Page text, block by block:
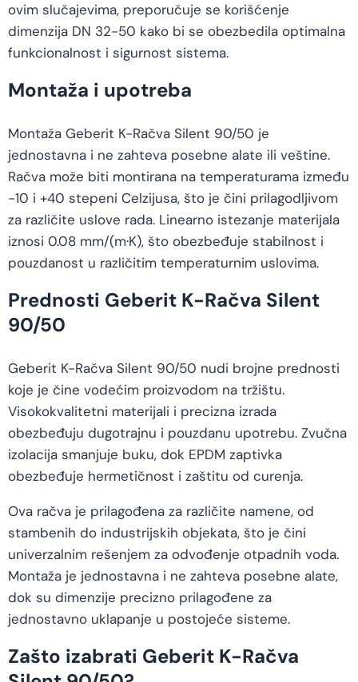
ovim slučajevima, preporučuje se korišćenje
dimenzija DN 32-50 kako bi se obezbedila optimalna
funkcionalnost i sigurnost sistema.
Montaža i upotreba
Montaža Geberit K-Račva Silent 90/50 je
jednostavna i ne zahteva posebne alate ili veštine.
Račva može biti montirana na temperaturama između
-10 i +40 stepeni Celzijusa, što je čini prilagodljivom
za različite uslove rada. Linearno istezanje materijala
iznosi 0.08 mm/(m·K), što obezbeđuje stabilnost i
pouzdanost u različitim temperaturnim uslovima.
Prednosti Geberit K-Račva Silent
90/50
Geberit K-Račva Silent 90/50 nudi brojne prednosti
koje je čine vodećim proizvodom na tržištu.
Visokokvalitetni materijali i precizna izrada
obezbeđuju dugotrajnu i pouzdanu upotrebu. Zvučna
izolacija smanjuje buku, dok EPDM zaptivka
obezbeđuje hermetičnost i zaštitu od curenja.
Ova račva je prilagođena za različite namene, od
stambenih do industrijskih objekata, što je čini
univerzalnim rešenjem za odvođenje otpadnih voda.
Montaža je jednostavna i ne zahteva posebne alate,
dok su dimenzije precizno prilagođene za
jednostavno uklapanje u postojeće sisteme.
Zašto izabrati Geberit K-Račva